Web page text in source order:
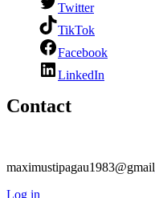
Twitter
TikTok
Facebook
LinkedIn
Contact
maximustipagau1983@gmail
Log in